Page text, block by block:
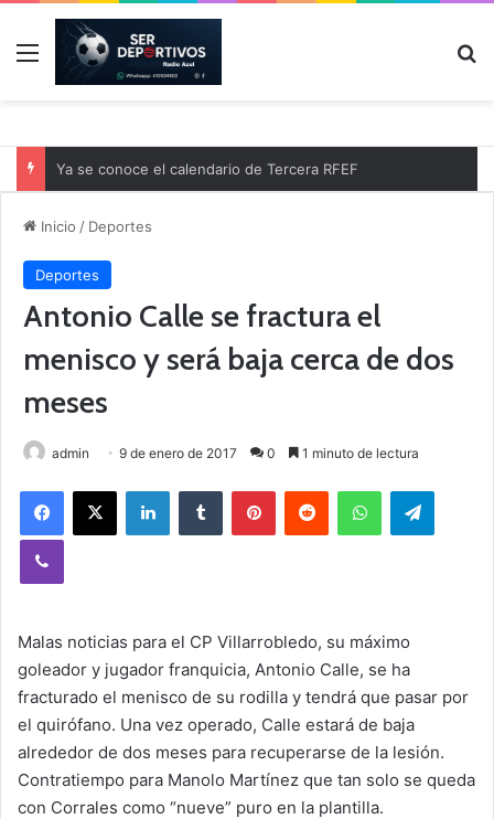
Menú
Ya se conoce el calendario de Tercera RFEF
Inicio / Deportes
Deportes
Antonio Calle se fractura el
menisco y será baja cerca de dos
meses
admin 9 de enero de 2017 0 1 minuto de lectura
Malas noticias para el CP Villarrobledo, su máximo
goleador y jugador franquicia, Antonio Calle, se ha
fracturado el menisco de su rodilla y tendrá que pasar por
el quirófano. Una vez operado, Calle estará de baja
alrededor de dos meses para recuperarse de la lesión.
Contratiempo para Manolo Martínez que tan solo se queda
con Corrales como “nueve” puro en la plantilla.